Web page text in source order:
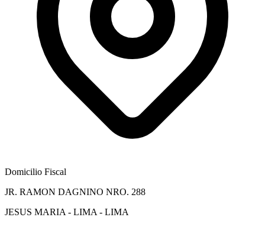
Domicilio Fiscal
JR. RAMON DAGNINO NRO. 288
JESUS MARIA - LIMA - LIMA